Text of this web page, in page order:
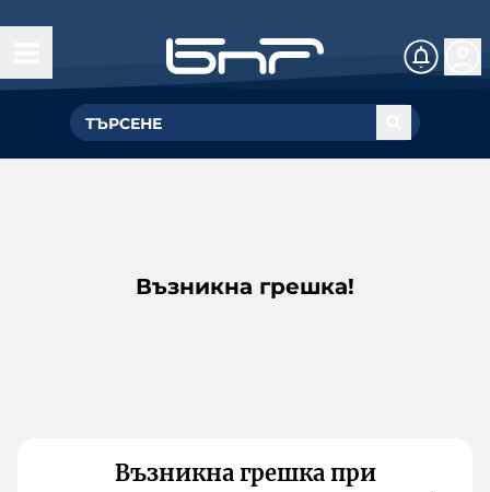
Възникна грешка!
Възникна грешка при